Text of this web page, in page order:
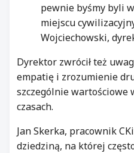
pewnie byśmy byli
miejscu
Wojciechowski,
Dyrektor zwrócił też
empatię i zrozumienie
szczególnie wartościowe
czasach.
Jan Skerka, pracownik
dziedziną, na której